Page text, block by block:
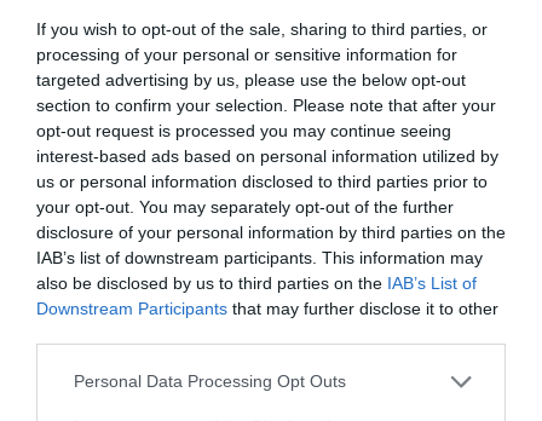
If you wish to opt-out of the sale, sharing to third parties, or
processing of your personal or sensitive information for
targeted advertising by us, please use the below opt-out
section to confirm your selection. Please note that after your
opt-out request is processed you may continue seeing
interest-based ads based on personal information utilized by
us or personal information disclosed to third parties prior to
your opt-out. You may separately opt-out of the further
disclosure of your personal information by third parties on the
IAB’s list of downstream participants. This information may
also be disclosed by us to third parties on the IAB’s List of
Downstream Participants that may further disclose it to other
Personal Data Processing Opt Outs
σκηνοθέτη, μέχρι την αποστασιοποίηση από το σινεμά
και την επαναδραστηριοποίηση στα τέλη της δεκαετίας
του ’80 κι από κει στο πάνθεον με την τριλογία των
Γυναικών. Μια τριλογία που ολοκληρώθηκε το 2017,
βγήκε στις αίθουσες στο τέλος του περασμένου έτους
κι ήταν σαν να γράφτηκε ολόκληρο το βιβλίο της ζωής
του Σταύρου Τσιώλη.
Ήταν λες και μετά απ΄αυτό άδειασε εντελώς και το
μόνο που του έμενε αφορούσε την κοσμική αναζήτηση
των γυναικών που πέρασαν από δω κι έφυγαν. Που
χάθηκαν μια για πάντα.